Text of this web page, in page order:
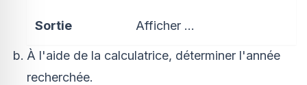
Sortie Afficher ...
À l'aide de la calculatrice, déterminer l'année
recherchée.